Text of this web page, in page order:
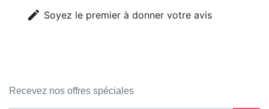
edit Soyez le premier à donner votre avis
Recevez nos offres spéciales